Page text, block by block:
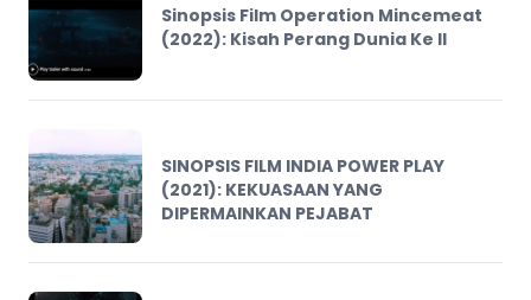
Sinopsis Film Operation Mincemeat
(2022): Kisah Perang Dunia Ke II
SINOPSIS FILM INDIA POWER PLAY
(2021): KEKUASAAN YANG
DIPERMAINKAN PEJABAT